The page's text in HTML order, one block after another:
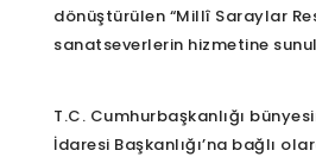
dönüştürülen “Millî Saraylar
sanatseverlerin hizmetine
T.C. Cumhurbaşkanlığı
İdaresi Başkanlığı’na bağlı